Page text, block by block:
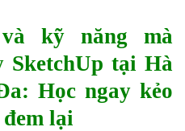
kỹ năng mà
SketchUp tại Hà
Học ngay kẻo
lại